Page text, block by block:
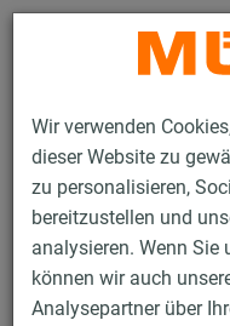
Wir verwenden
dieser Website zu
zu personalisieren,
bereitzustellen und
analysieren. Wenn Sie
können wir auch
Analysepartner über
Produkte
Feuerverzinkte Produkte
Rohrschlitten Typ DS-2